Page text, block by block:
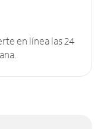
en línea las 24